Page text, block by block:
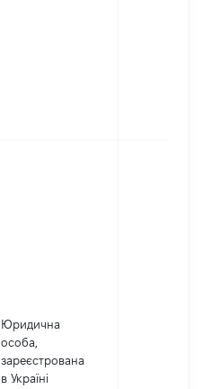
Юридична
особа,
зареєстрована
в Україні